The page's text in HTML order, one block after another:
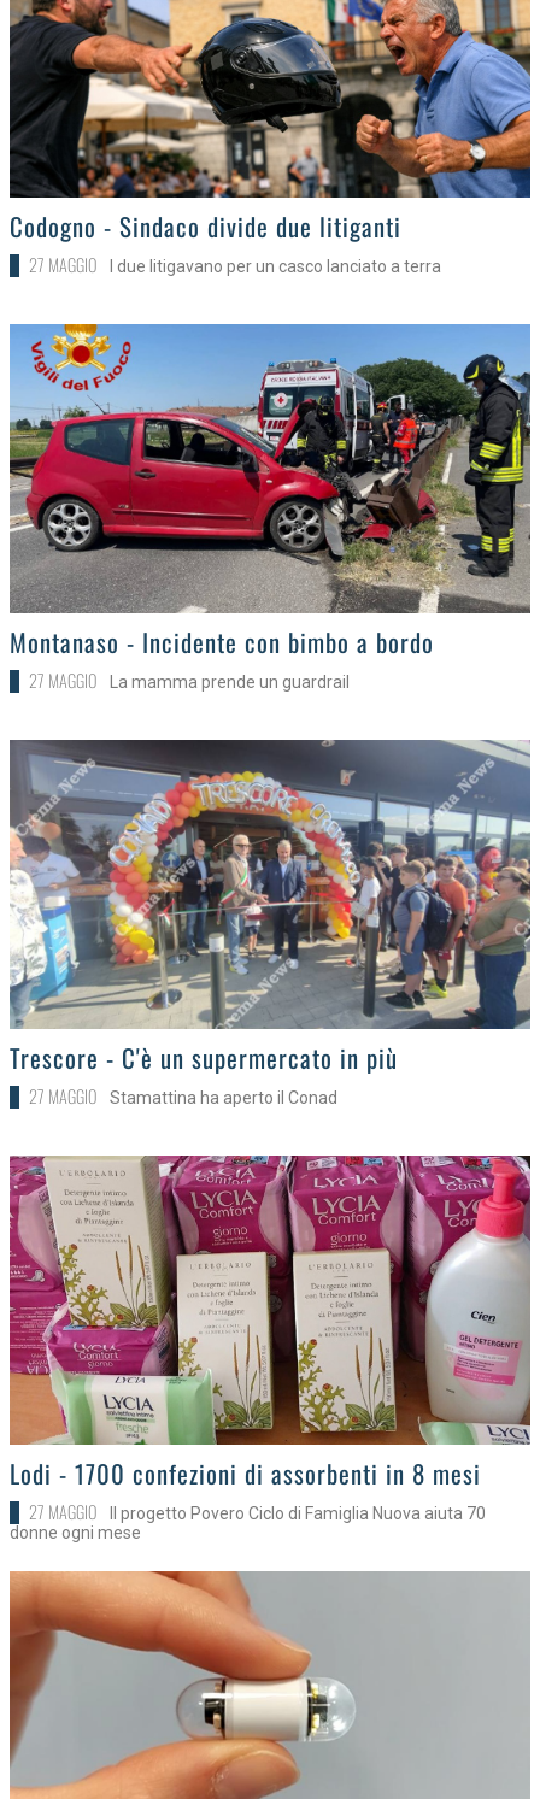
>
Codogno - Sindaco divide due litiganti
27 MAGGIO I due litigavano per un casco lanciato a terra
>Montanaso - Incidente con bimbo a bordo
27 MAGGIO La mamma prende un guardrail
>
Trescore - C'è un supermercato in più
27 MAGGIO Stamattina ha aperto il Conad
>Lodi - 1700 confezioni di assorbenti in 8 mesi
27 MAGGIO
Il progetto Povero Ciclo di Famiglia Nuova aiuta 70
donne ogni mese